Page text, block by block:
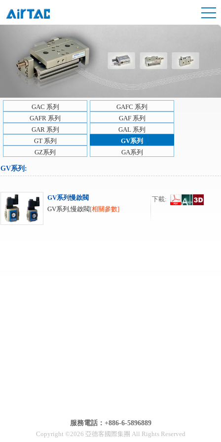
GAC 系列
GAFC 系列
GAFR 系列
GAF 系列
GAR 系列
GAL 系列
GT 系列
GV系列
GZ系列
GA系列
GV系列 :
GV系列慢啟閥
GV系列,慢啟閥[相關參數]
下載:
服務電話：+886-6-5896889
Copyright ©2026 亞德客國際集團 All Rights Reserved